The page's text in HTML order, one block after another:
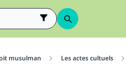
musulman Les actes cultuels